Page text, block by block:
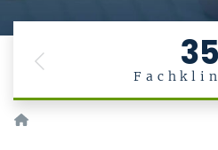
35
Previous
Startseite